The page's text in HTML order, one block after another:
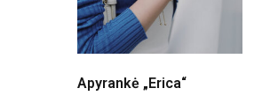
Apyrankė „Erica“